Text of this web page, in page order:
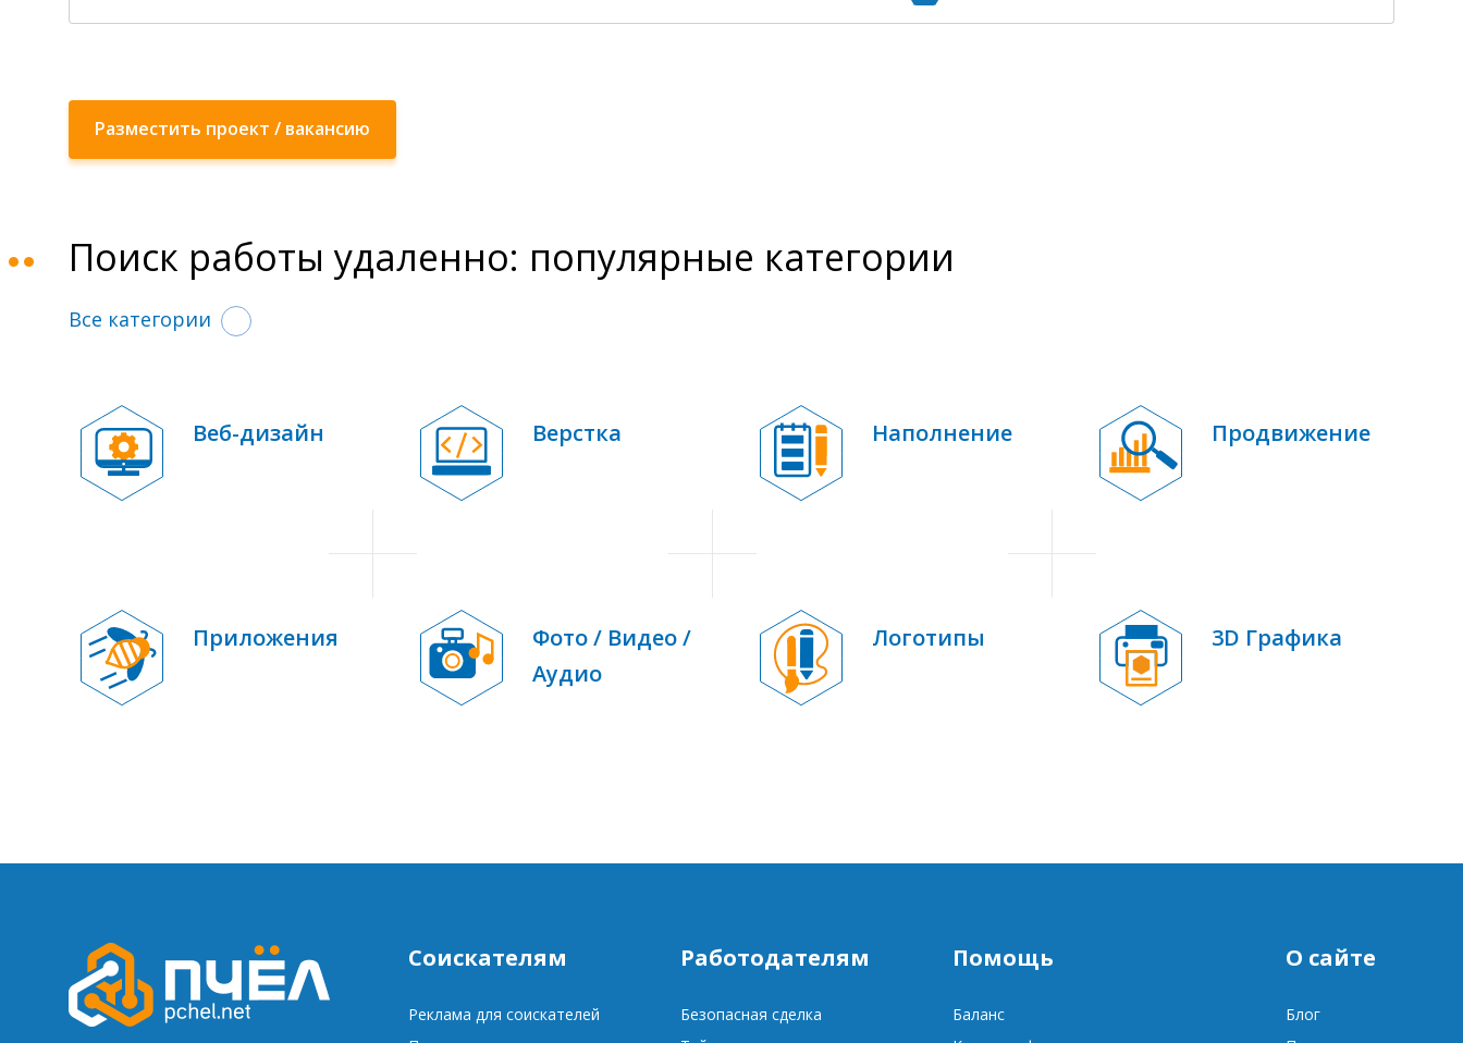
Разместить проект / вакансию
Поиск работы удаленно: популярные категории
Все категории
Веб-дизайн Верстка Наполнение Продвижение
Приложения
Фото / Видео /
Аудио
Логотипы 3D Графика
Соискателям
Реклама для соискателей
Работодателям
Безопасная сделка
Помощь
Баланс
О сайте
Блог